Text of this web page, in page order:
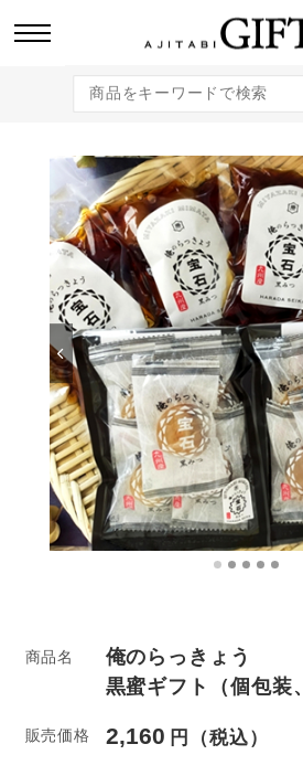
のギフト商品をご提案します。
商品名
俺のらっきょう
黒蜜ギフト（個包装
販売価格 2,160